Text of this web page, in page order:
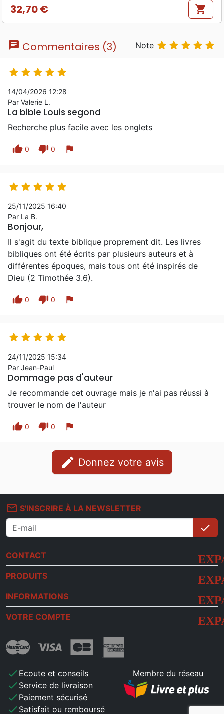
Prix
32,70 € shopping_cart
chat Commentaires (3) Note     
    
14/04/2026 12:28
Par Valerie L.
La bible Louis segond
Recherche plus facile avec les onglets
thumb_up 0 thumb_down 0 flag
    
25/11/2025 16:40
Par La B.
Bonjour,
Il s'agit du texte biblique proprement dit. Les livres
bibliques ont été écrits par plusieurs auteurs et à
différentes époques, mais tous ont été inspirés de
Dieu (2 Timothée 3.6).
thumb_up 0 thumb_down 0 flag
    
24/11/2025 15:34
Par Jean-Paul
Dommage pas d'auteur
Je recommande cet ouvrage mais je n'ai pas réussi à
trouver le nom de l'auteur
thumb_up 0 thumb_down 0 flag
edit Donnez votre avis
mail_outline S'INSCRIRE À LA NEWSLETTER
check
CONTACT
PRODUITS
INFORMATIONS
VOTRE COMPTE
check Ecoute et conseils
check Service de livraison
check Paiement sécurisé
check Satisfait ou remboursé
Membre du réseau